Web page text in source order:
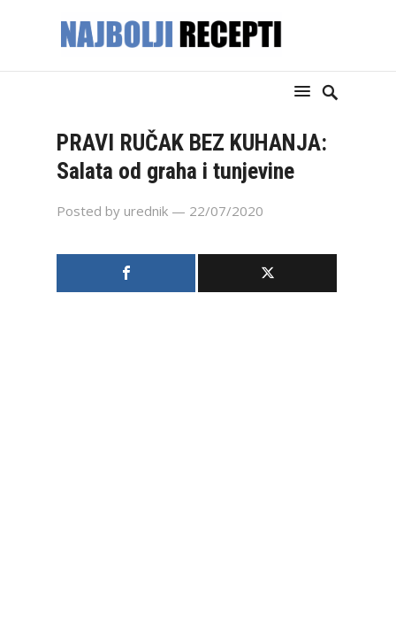
PRAVI RUČAK BEZ KUHANJA:
Salata od graha i tunjevine
Posted by urednik — 22/07/2020